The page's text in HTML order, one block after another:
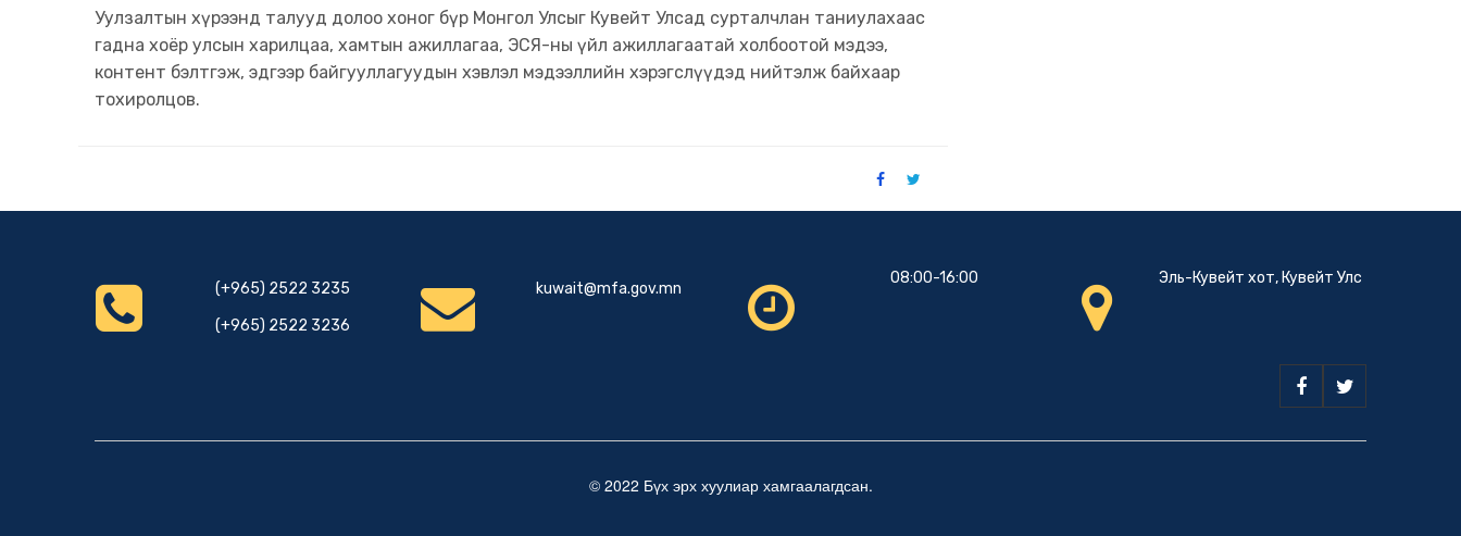
Уулзалтын хүрээнд талууд долоо хоног бүр Монгол Улсыг Кувейт Улсад сурталчлан таниулахаас
гадна хоёр улсын харилцаа, хамтын ажиллагаа, ЭСЯ-ны үйл ажиллагаатай холбоотой мэдээ,
контент бэлтгэж, эдгээр байгууллагуудын хэвлэл мэдээллийн хэрэгслүүдэд нийтэлж байхаар
тохиролцов.
(+965) 2522 3235
(+965) 2522 3236
kuwait@mfa.gov.mn
08:00-16:00 Эль-Кувейт хот, Кувейт Улс
© 2022 Бүх эрх хуулиар хамгаалагдсан.